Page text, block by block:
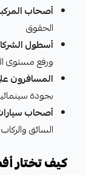
أصحاب
الحقوق
أسطول
ورفع مستوى
المسافرون
بجودة
أصحاب
السائق والركاب
كيف تختار